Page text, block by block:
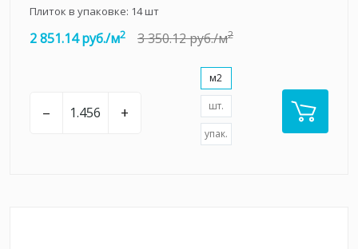
Плиток в упаковке: 14шт
2 851.14 руб./м2 3 350.12 руб./м2
– +
м2
шт.
упак.